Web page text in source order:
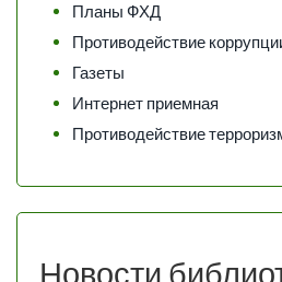
Планы ФХД
Противодействие
Газеты
Интернет приемная
Противодействие
Новости